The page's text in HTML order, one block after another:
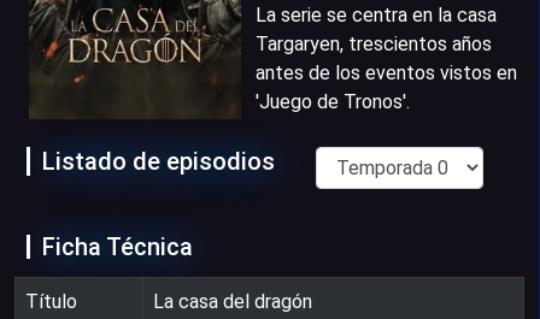
La serie se centra en la casa
Targaryen, trescientos años
antes de los eventos vistos en
'Juego de Tronos'.
Listado de episodios
Ficha Técnica
Título La casa del dragón